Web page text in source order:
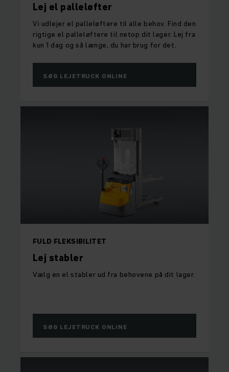
Lej el palleløfter
Vi udlejer el palleløftere til alle behov. Find den
rigtige el palleløftere til netop dit lager. Lej fra
kun 1 dag og så længe, du har brug for det.
SØG LEJETRUCK ONLINE
FULD FLEKSIBILITET
Lej stabler
Vælg en el stabler ud fra behovene på dit lager.
SØG LEJETRUCK ONLINE